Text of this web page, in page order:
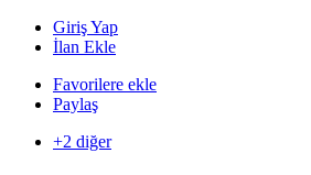
Giriş Yap
İlan Ekle
Favorilere ekle
Paylaş
+2 diğer